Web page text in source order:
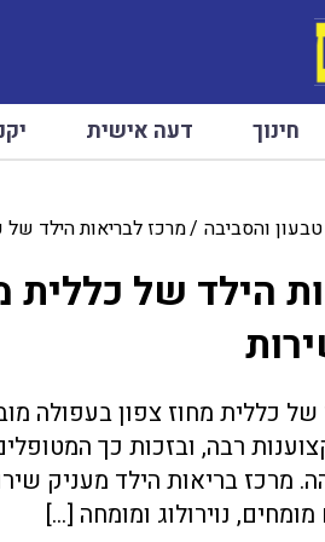
חינוך דעה אישית
והסביבה מרכז לבריאות הילד של
הילד של כללית
כללית מחוז צפון בעפולה
רבה, ובזכות כך